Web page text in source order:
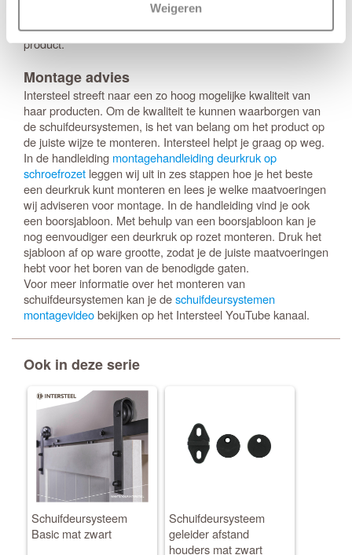
Weigeren
product zit 10 jaar functionaliteitsgarantie. Dat betekent dat
je garantie hebt op de bewegende onderdelen van het
product.
Montage advies
Intersteel streeft naar een zo hoog mogelijke kwaliteit van
haar producten. Om de kwaliteit te kunnen waarborgen van
de schuifdeursystemen, is het van belang om het product op
de juiste wijze te monteren. Intersteel helpt je graag op weg.
In de handleiding montagehandleiding deurkruk op
schroefrozet leggen wij uit in zes stappen hoe je het beste
een deurkruk kunt monteren en lees je welke maatvoeringen
wij adviseren voor montage. In de handleiding vind je ook
een boorsjabloon. Met behulp van een boorsjabloon kan je
nog eenvoudiger een deurkruk op rozet monteren. Druk het
sjabloon af op ware grootte, zodat je de juiste maatvoeringen
hebt voor het boren van de benodigde gaten.
Voor meer informatie over het monteren van
schuifdeursystemen kan je deschuifdeursystemen
montagevideobekijken op het Intersteel YouTube kanaal.
Ook in deze serie
Schuifdeursysteem
Basic mat zwart
Schuifdeursysteem
geleider afstand
houders mat zwart